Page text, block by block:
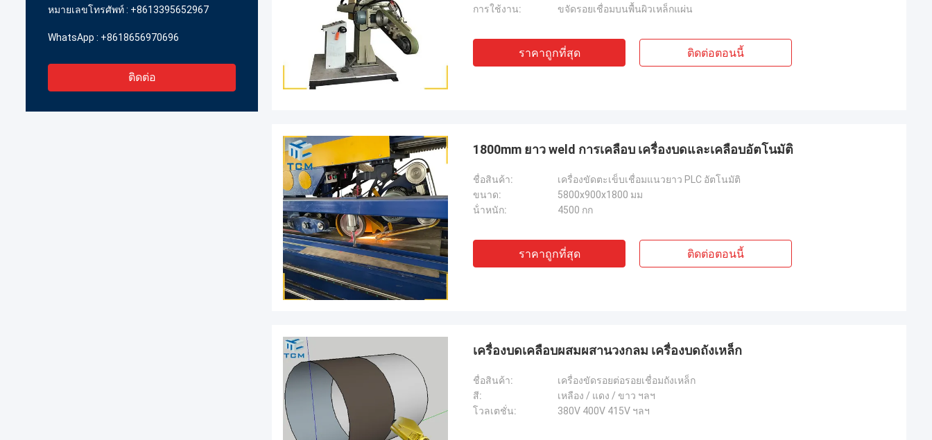
หมายเลขโทรศัพท์ : +8613395652967
WhatsApp : +8618656970696
ติดต่อ
การใช้งาน:
ขจัดรอยเชื่อมบนพื้นผิวเหล็กแผ่น
ราคาถูกที่สุด ติดต่อตอนนี้
1800mm ยาว weld การเคลือบ เครื่องบดและเคลือบอัตโนมัติ
ชื่อสินค้า:
เครื่องขัดตะเข็บเชื่อมแนวยาว PLC อัตโนมัติ
ขนาด:
5800x900x1800 มม
น้ําหนัก:
4500 กก
ราคาถูกที่สุด ติดต่อตอนนี้
เครื่องบดเคลือบผสมผสานวงกลม เครื่องบดถังเหล็ก
ชื่อสินค้า:
เครื่องขัดรอยต่อรอยเชื่อมถังเหล็ก
สี:
เหลือง / แดง / ขาว ฯลฯ
โวลเตชั่น:
380V 400V 415V ฯลฯ